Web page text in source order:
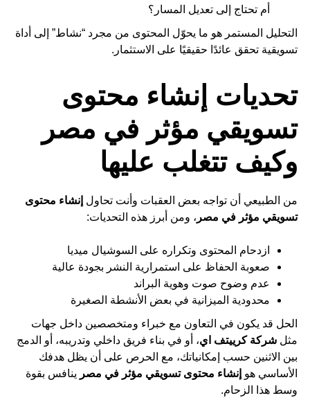
أم تحتاج إلى تعديل المسار؟
التحليل المستمر هو ما يحوّل المحتوى من مجرد “نشاط” إلى أداة
تسويقية تحقق عائدًا حقيقيًا على الاستثمار.
تحديات إنشاء محتوى
تسويقي مؤثر في مصر
وكيف تتغلب عليها
من الطبيعي أن تواجه بعض العقبات وأنت تحاول إنشاء محتوى
تسويقي مؤثر في مصر ، ومن أبرز هذه التحديات:
ازدحام المحتوى وتكراره على السوشيال ميديا
صعوبة الحفاظ على استمرارية النشر بجودة عالية
عدم وضوح صوت وهوية البراند
محدودية الميزانية في بعض الأنشطة الصغيرة
الحل قد يكون في التعاون مع خبراء ومتخصصين داخل جهات
مثل شركة كرييتف اي، أو في بناء فريق داخلي وتدريبه، أو الدمج
بين الاثنين حسب إمكانياتك، مع الحرص على أن يظل هدفك
الأساسي هو إنشاء محتوى تسويقي مؤثر في مصر ينافس بقوة
وسط هذا الزحام.